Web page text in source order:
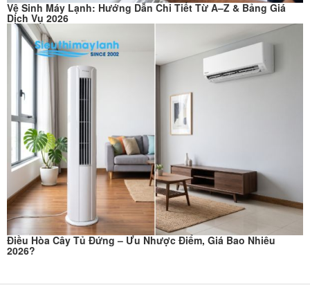
Vệ Sinh Máy Lạnh: Hướng Dẫn Chi Tiết Từ A–Z & Bảng Giá
Dịch Vụ 2026
Điều Hòa Cây Tủ Đứng – Ưu Nhược Điểm, Giá Bao Nhiêu
2026?